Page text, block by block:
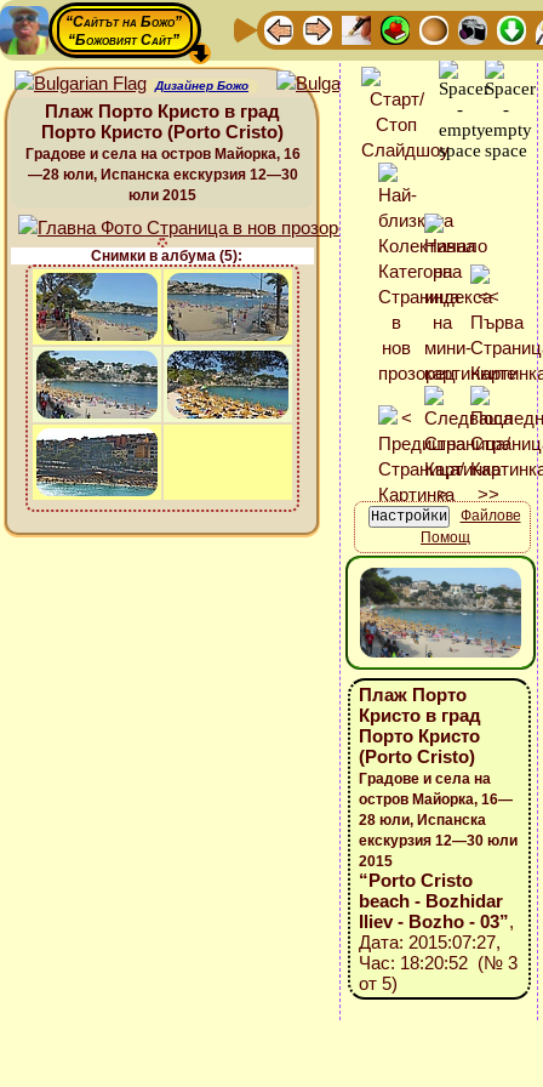
“Сайтът на Божо”
“Божовият Сайт”
Дизайнер Божо
Плаж Порто Кристо в град
Порто Кристо (Porto Cristo)
Градове и села на остров Майорка, 16
—28 юли, Испанска екскурзия 12—30
юли 2015
Снимки в албума (5):
Файлове
Помощ
Плаж Порто
Кристо в град
Порто Кристо
(Porto Cristo)
Градове и села на
остров Майорка, 16—
28 юли, Испанска
екскурзия 12—30 юли
2015
“Porto Cristo
beach - Bozhidar
Iliev - Bozho - 03”,
Дата: 2015:07:27,
Час: 18:20:52 (№ 3
от 5)